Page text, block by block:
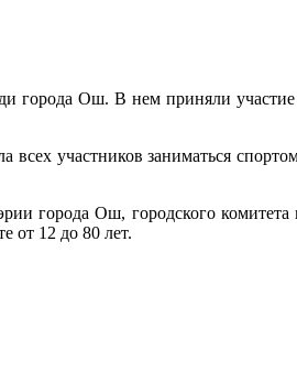
города Ош. В нем приняли
участников заниматься
Ош, городского комитета
от 12 до 80 лет.